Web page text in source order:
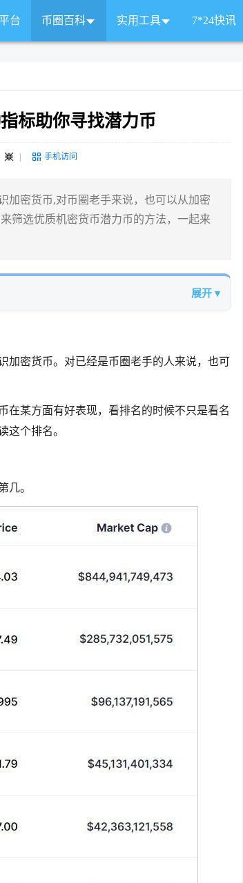
台 币圈百科 实用工具 7*24快讯
标助你寻找潜力币
手机访问
加密货币,对币圈老手来说，也可以从加密
筛选优质机密货币潜力币的方法，一起来
展开 ▾
加密货币。对已经是币圈老手的人来说，也可
在某方面有好表现，看排名的时候不只是看名
这个排名。
几。